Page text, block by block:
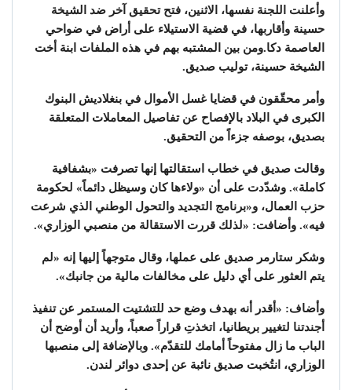
وأعلنت اللجنة نفسها، الاثنين، فتح تحقيق آخر ضد الشيخة
حسينة وأقاربها، في قضية الاستيلاء على أراض في ضواحي
العاصمة دكا.ومن بين المشتبه بهم في هذه الملفات ابنة أخت
الشيخة حسينة، توليب صديق.
وأمر محقّقون في قضايا غسل الأموال في بنغلاديش البنوك
الكبرى في البلاد بالإفصاح عن تفاصيل المعاملات المتعلقة
بصديق، بوصفه جزءاً من التحقيق.
وقالت صديق في خطاب استقالتها إنها تصرفت «بشفافية
كاملة». وشدّدت على أن «ولاءها كان وسيظل دائماً» لحكومة
حزب العمال، و«برنامج التجديد والتحول الوطني الذي شرعت
فيه». وأضافت: «لذلك قررت الاستقالة من منصبي الوزاري».
وشكر ستارمر صديق على عملها، وقال متوجهاً إليها إنه «لم
يتم العثور على أي دليل على مخالفات مالية من جانبك».
وأضاف: «أقدر أنه بهدف وضع حد للتشتيت المستمر عن تنفيذ
أجندتنا لتغيير بريطانيا، اتخذتِ قراراً صعباً، وأريد أن أوضح أن
الباب ما زال مفتوحاً أمامك للتقدّم». وبالإضافة إلى منصبها
الوزاري، انتُخبت صديق نائبة عن إحدى دوائر لندن.